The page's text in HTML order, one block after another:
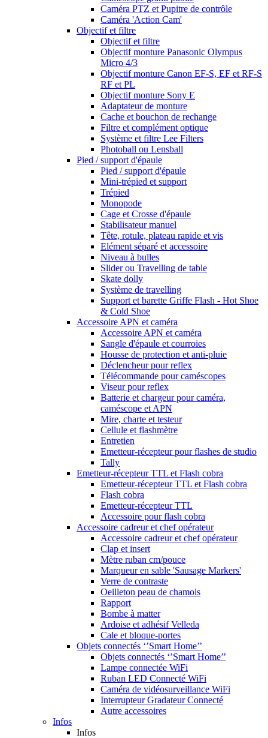
Caméra PTZ et Pupitre de contrôle
Caméra 'Action Cam'
Objectif et filtre
Objectif et filtre
Objectif monture Panasonic Olympus
Micro 4/3
Objectif monture Canon EF-S, EF et RF-S
RF et PL
Objectif monture Sony E
Adaptateur de monture
Cache et bouchon de rechange
Filtre et complément optique
Système et filtre Lee Filters
Photoball ou Lensball
Pied / support d'épaule
Pied / support d'épaule
Mini-trépied et support
Trépied
Monopode
Cage et Crosse d'épaule
Stabilisateur manuel
Tête, rotule, plateau rapide et vis
Elément séparé et accessoire
Niveau à bulles
Slider ou Travelling de table
Skate dolly
Système de travelling
Support et barette Griffe Flash - Hot Shoe
& Cold Shoe
Accessoire APN et caméra
Accessoire APN et caméra
Sangle d'épaule et courroies
Housse de protection et anti-pluie
Déclencheur pour reflex
Télécommande pour caméscopes
Viseur pour reflex
Batterie et chargeur pour caméra,
caméscope et APN
Mire, charte et testeur
Cellule et flashmètre
Entretien
Emetteur-récepteur pour flashes de studio
Tally
Emetteur-récepteur TTL et Flash cobra
Emetteur-récepteur TTL et Flash cobra
Flash cobra
Emetteur-récepteur TTL
Accessoire pour flash cobra
Accessoire cadreur et chef opérateur
Accessoire cadreur et chef opérateur
Clap et insert
Mètre ruban cm/pouce
Marqueur en sable 'Sausage Markers'
Verre de contraste
Oeilleton peau de chamois
Rapport
Bombe à matter
Ardoise et adhésif Velleda
Cale et bloque-portes
Objets connectés ‘’Smart Home’’
Objets connectés ‘’Smart Home’’
Lampe connectée WiFi
Ruban LED Connecté WiFi
Caméra de vidéosurveillance WiFi
Interrupteur Gradateur Connecté
Autre accessoires
Infos
Infos